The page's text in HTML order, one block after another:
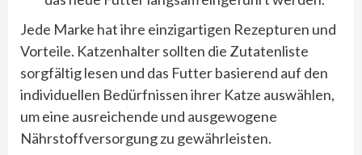
Jede Marke hat ihre einzigartigen Rezepturen und
Vorteile. Katzenhalter sollten die Zutatenliste
sorgfältig lesen und das Futter basierend auf den
individuellen Bedürfnissen ihrer Katze auswählen,
um eine ausreichende und ausgewogene
Nährstoffversorgung zu gewährleisten.